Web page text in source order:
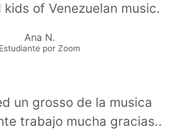
of Venezuelan music.
Ana N.
Estudiante por Zoom
un grosso de la musica
trabajo mucha gracias..